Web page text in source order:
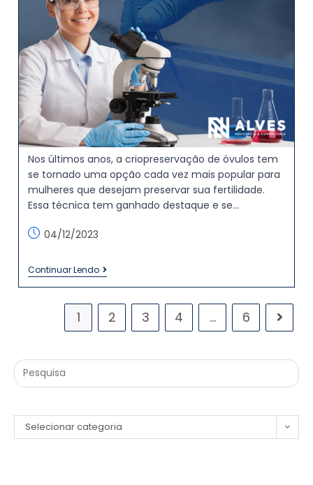
Nos últimos anos, a criopreservação de óvulos tem
se tornado uma opção cada vez mais popular para
mulheres que desejam preservar sua fertilidade.
Essa técnica tem ganhado destaque e se…
04/12/2023
Continuar Lendo
1 2 3 4 … 6
Selecionar categoria